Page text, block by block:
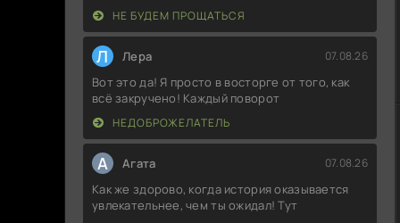
НЕ БУДЕМ ПРОЩАТЬСЯ
Л Лера 07.08.26
Вот это да! Я просто в восторге от того, как
всё закручено! Каждый поворот
НЕДОБРОЖЕЛАТЕЛЬ
А Агата 07.08.26
Как же здорово, когда история оказывается
увлекательнее, чем ты ожидал! Тут